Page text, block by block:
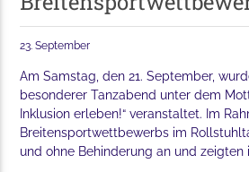
23. September
Am Samstag, den 21. September,
besonderer Tanzabend unter dem
Inklusion erleben!“ veranstaltet. Im
Breitensportwettbewerbs im
und ohne Behinderung an und zeigten